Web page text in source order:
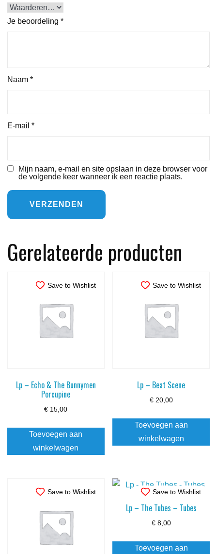
Je beoordeling *
Naam *
E-mail *
Mijn naam, e-mail en site opslaan in deze browser voor
de volgende keer wanneer ik een reactie plaats.
Gerelateerde producten
Save to Wishlist
Lp – Echo & The Bunnymen
Porcupine
€ 15,00
Toevoegen aan
winkelwagen
Save to Wishlist
Lp – Beat Scene
€20,00
Toevoegen aan
winkelwagen
Save to Wishlist Save to Wishlist
Lp – The Tubes – Tubes
€8,00
Toevoegen aan